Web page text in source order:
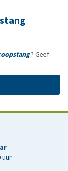
? Geef
uur